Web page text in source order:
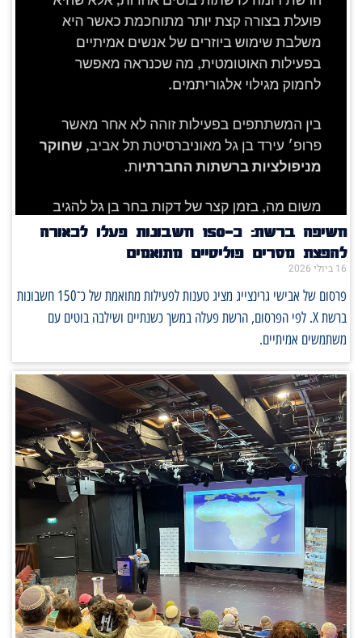
חשיפה ברשת: כ־150 חשבונות פעלו לכאורה
להפצת מסרים פוליטיים מתואמים
16 ביולי 2026
פרסום של אבישי גרינצייג מציג טענות לפעילות מתואמת של כ־150 חשבונות
ברשת X. לפי הפרסום, הרשת פעלה במשך כשנתיים ושילבה בוטים עם
משתמשים אמיתיים.